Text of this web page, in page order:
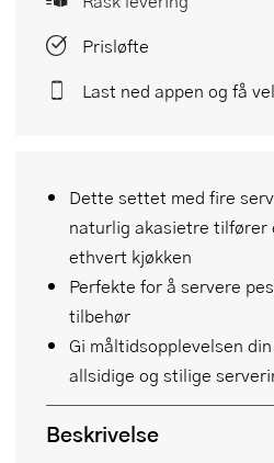
Dette settet med fire
naturlig akasietre
ethvert kjøkken
Perfekte for å servere
tilbehør
Gi måltidsopplevelsen
allsidige og stilige
Beskrivelse
Prisløfte
Last ned appen og få